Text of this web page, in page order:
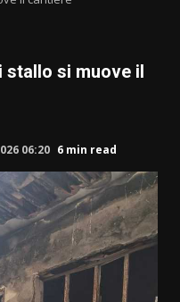
stallo si muove il
06:20 6 min read